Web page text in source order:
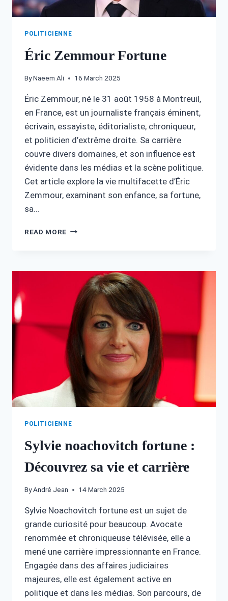
POLITICIENNE
Éric Zemmour Fortune
ByNaeem Ali 16 March 2025
Éric Zemmour, né le 31 août 1958 à Montreuil,
en France, est un journaliste français éminent,
écrivain, essayiste, éditorialiste, chroniqueur,
et politicien d’extrême droite. Sa carrière
couvre divers domaines, et son influence est
évidente dans les médias et la scène politique.
Cet article explore la vie multifacette d’Éric
Zemmour, examinant son enfance, sa fortune,
sa…
READ MORE ÉRIC
POLITICIENNE
Sylvie noachovitch fortune :
Découvrez sa vie et carrière
ByAndré Jean 14 March 2025
Sylvie Noachovitch fortune est un sujet de
grande curiosité pour beaucoup. Avocate
renommée et chroniqueuse télévisée, elle a
mené une carrière impressionnante en France.
Engagée dans des affaires judiciaires
majeures, elle est également active en
politique et dans les médias. Son parcours, de